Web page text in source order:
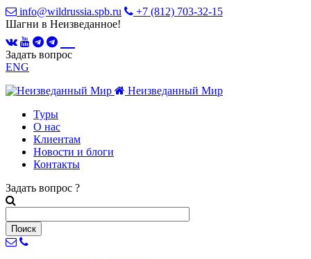
info@wildrussia.spb.ru
+7 (812) 703-32-15
Шагни в Неизведанное!
Задать вопрос
ENG
Неизведанный Мир
Туры
О нас
Клиентам
Новости и блоги
Контакты
Задать вопрос ?